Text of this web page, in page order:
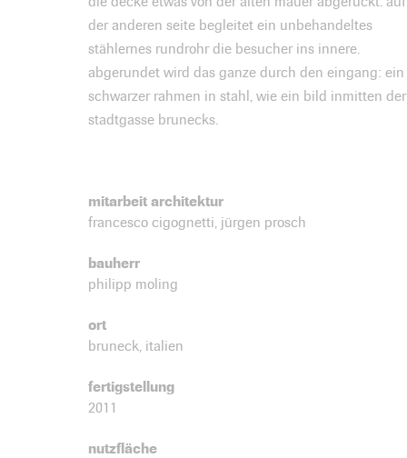
der anderen seite begleitet ein unbehandeltes
stählernes rundrohr die besucher ins innere.
abgerundet wird das ganze durch den eingang: ein
schwarzer rahmen in stahl, wie ein bild inmitten der
stadtgasse brunecks.
mitarbeit architektur
francesco cigognetti, jürgen prosch
bauherr
philipp moling
ort
bruneck, italien
fertigstellung
2011
nutzfläche